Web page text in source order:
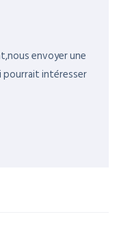
envoyer une
intéresser